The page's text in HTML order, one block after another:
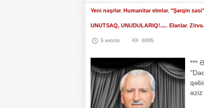
Yeni nəşrlər, Humanitar elmlər, "Şərqin səsi"
UNUTSAQ, UNUDULARIQ!...., Elanlar,
5 июля 6995
***
əziz